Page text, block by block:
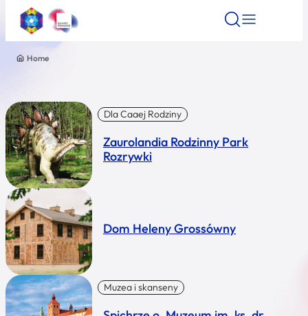
Nazwa atrakcji
Miasto
Kategoria
Home
Dla Caaej Rodziny
Zaurolandia Rodzinny Park
Rozrywki
Dom Heleny Grossówny
Muzea i skanseny